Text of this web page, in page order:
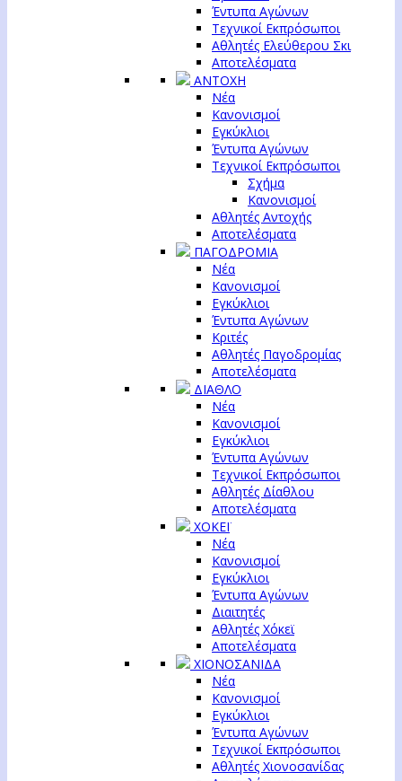
Έντυπα Αγώνων
Τεχνικοί Εκπρόσωποι
Αθλητές Ελεύθερου Σκι
Αποτελέσματα
ΑΝΤΟΧΗ
Νέα
Κανονισμοί
Εγκύκλιοι
Έντυπα Αγώνων
Τεχνικοί Εκπρόσωποι
Σχήμα
Κανονισμοί
Αθλητές Αντοχής
Αποτελέσματα
ΠΑΓΟΔΡΟΜΙΑ
Νέα
Κανονισμοί
Εγκύκλιοι
Έντυπα Αγώνων
Κριτές
Αθλητές Παγοδρομίας
Αποτελέσματα
ΔΙΑΘΛΟ
Νέα
Κανονισμοί
Εγκύκλιοι
Έντυπα Αγώνων
Τεχνικοί Εκπρόσωποι
Αθλητές Δίαθλου
Αποτελέσματα
ΧΟΚΕΪ
Νέα
Κανονισμοί
Εγκύκλιοι
Έντυπα Αγώνων
Διαιτητές
Αθλητές Χόκεϊ
Αποτελέσματα
ΧΙΟΝΟΣΑΝΙΔΑ
Νέα
Κανονισμοί
Εγκύκλιοι
Έντυπα Αγώνων
Τεχνικοί Εκπρόσωποι
Αθλητές Χιονοσανίδας